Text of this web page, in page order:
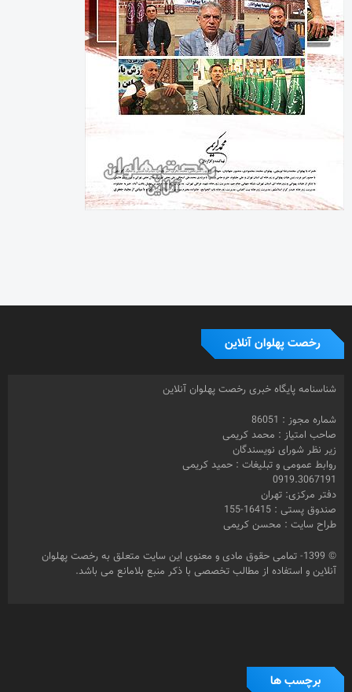
رخصت پهلوان آنلاین
شناسنامه پایگاه خبری رخصت پهلوان آنلاین
شماره مجوز : 86051
صاحب امتیاز : محمد کریمی
زیر نظر شورای نویسندگان
روابط عمومی و تبلیغات : حمید کریمی
0919.3067191
دفتر مرکزی: تهران
صندوق پستی : 16415-155
طراح سایت : محسن کریمی
© 1399- تمامی حقوق مادی و معنوی این سایت متعلق به رخصت پهلوان
آنلاین و استفاده از مطالب تخصصی با ذکر منبع بلامانع می باشد.
برچسب ها